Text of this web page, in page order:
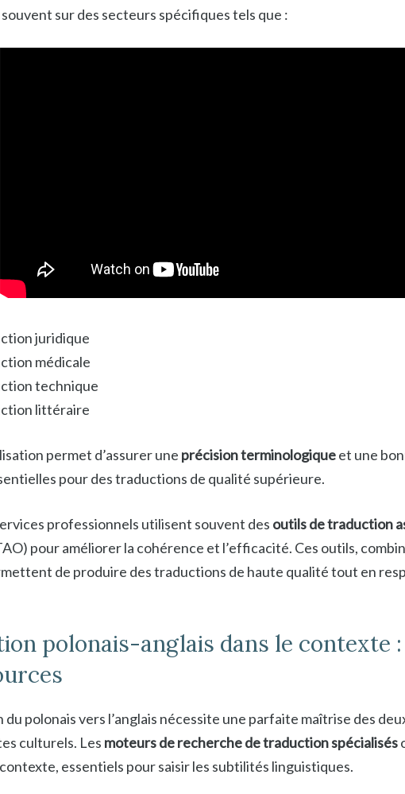
sur des secteurs spécifiques tels que :
juridique
médicale
technique
littéraire
permet d’assurer une précision terminologiqueet une
pour des traductions de qualité supérieure.
professionnels utilisent souvent des outils de traduction
pour améliorer la cohérence et l’efficacité. Ces outils,
de produire des traductions de haute qualité tout en
polonais-anglais dans le contexte
polonais vers l’anglais nécessite une parfaite maîtrise des
culturels. Les moteurs de recherche de traduction spécialisés
essentiels pour saisir les subtilités linguistiques.